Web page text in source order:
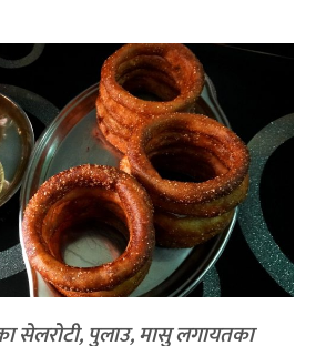
सेलरोटी, पुलाउ, मासु लगायतका